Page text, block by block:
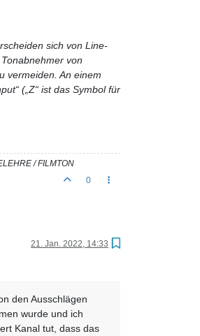
sich von Line-
von
vermeiden. An einem
(„Z“ ist das Symbol für
/ FILMTON
0
21. Jan. 2022, 14:33
den Ausschlägen
wurde und ich
Kanal tut, dass das